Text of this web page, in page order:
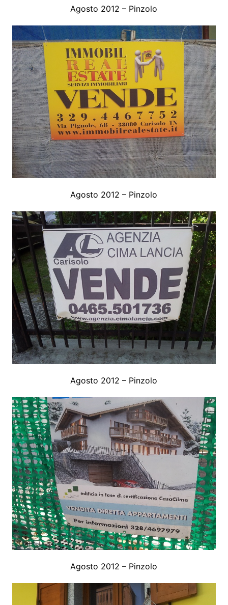
Agosto 2012 – Pinzolo
Agosto 2012 – Pinzolo
Agosto 2012 – Pinzolo
Agosto 2012 – Pinzolo